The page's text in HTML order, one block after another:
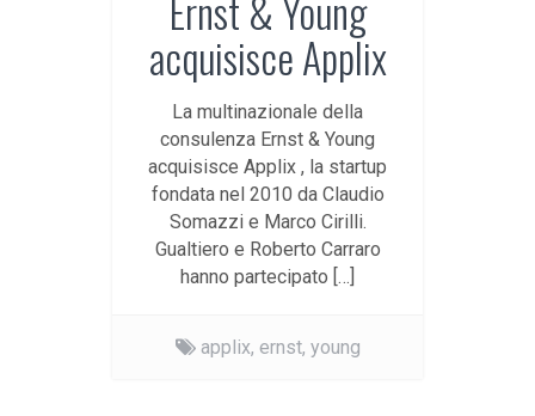
acquisisce Applix
La multinazionale della
consulenza Ernst & Young
acquisisce Applix , la startup
fondata nel 2010 da Claudio
Somazzi e Marco Cirilli.
Gualtiero e Roberto Carraro
hanno partecipato […]
applix, ernst, young